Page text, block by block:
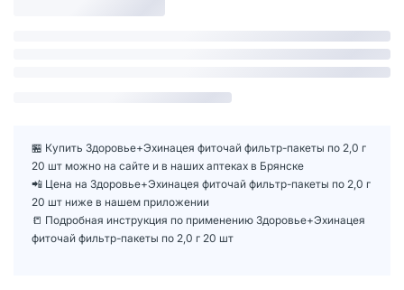
🏪 Купить Здоровье+Эхинацея фиточай фильтр-пакеты по 2,0 г
20 шт можно на сайте и в наших аптеках в Брянске
📲 Цена на Здоровье+Эхинацея фиточай фильтр-пакеты по 2,0 г
20 шт ниже в нашем приложении
📒 Подробная инструкция по применению Здоровье+Эхинацея
фиточай фильтр-пакеты по 2,0 г 20 шт